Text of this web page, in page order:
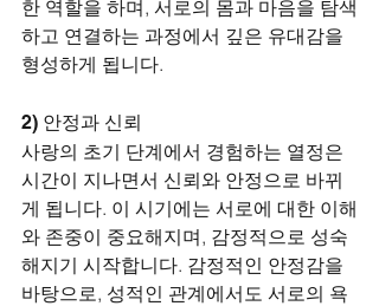
한 역할을 하며, 서로의 몸과 마음을 탐색
하고 연결하는 과정에서 깊은 유대감을
형성하게 됩니다.
2) 안정과 신뢰
사랑의 초기 단계에서 경험하는 열정은
시간이 지나면서 신뢰와 안정으로 바뀌
게 됩니다. 이 시기에는 서로에 대한 이해
와 존중이 중요해지며, 감정적으로 성숙
해지기 시작합니다. 감정적인 안정감을
바탕으로, 성적인 관계에서도 서로의 욕